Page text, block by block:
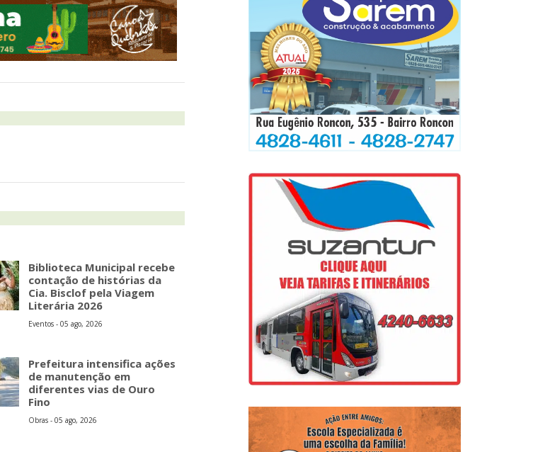
Biblioteca Municipal recebe
contação de histórias da
Cia. Bisclof pela Viagem
Literária 2026
Eventos - 05 ago, 2026
Prefeitura intensifica ações
de manutenção em
diferentes vias de Ouro
Fino
Obras - 05 ago, 2026